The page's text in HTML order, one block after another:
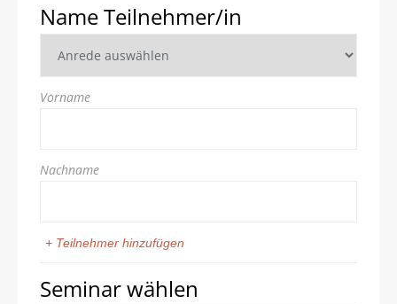
Name Teilnehmer/in
Vorname
Nachname
+ Teilnehmer hinzufügen
Seminar wählen